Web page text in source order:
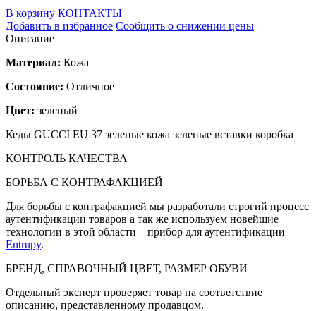
В корзину КОНТАКТЫ
Добавить в избранное Сообщить о снижении цены
Описание
Материал: Кожа
Состояние: Отличное
Цвет: зеленый
Кеды GUCCI EU 37 зеленые кожа зеленые вставки коробка
КОНТРОЛЬ КАЧЕСТВА
БОРЬБА С КОНТРАФАКЦИЕЙ
Для борьбы с контрафакцией мы разработали строгий процесс
аутентификации товаров а так же используем новейшие
технологии в этой области – прибор для аутентификации
Entrupy.
БРЕНД, СПРАВОЧНЫЙ ЦВЕТ, РАЗМЕР ОБУВИ
Отдельный эксперт проверяет товар на соответствие
описанию, представленному продавцом.